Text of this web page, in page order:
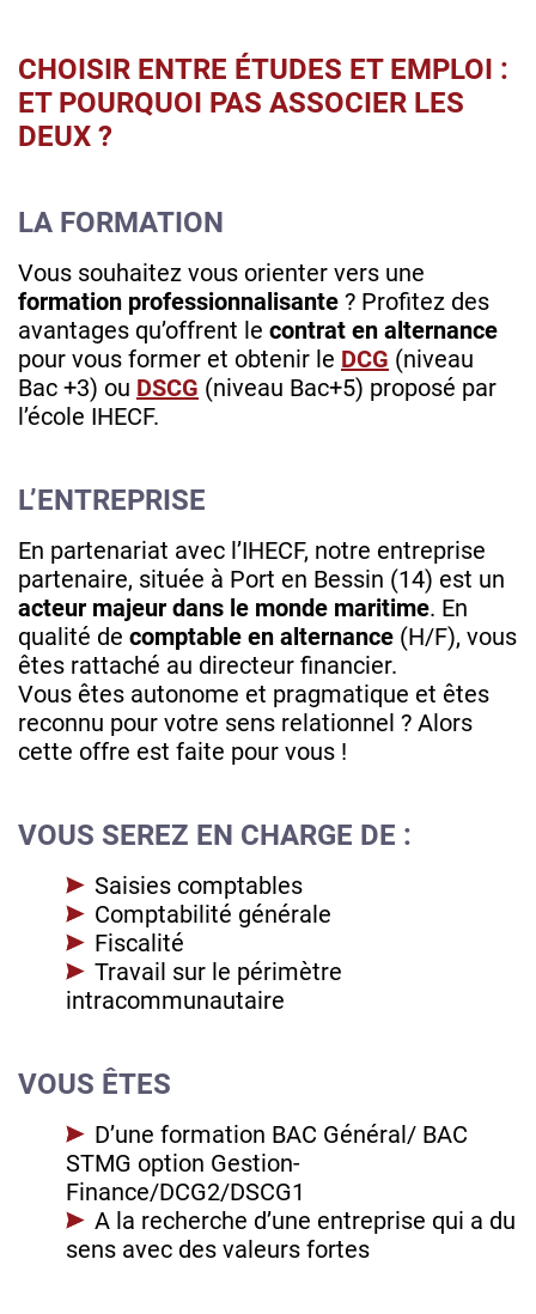
CHOISIR ENTRE ÉTUDES ET EMPLOI :
ET POURQUOI PAS ASSOCIER LES
DEUX ?
LA FORMATION
Vous souhaitez vous orienter vers une
formation professionnalisante ? Profitez des
avantages qu’offrent le contrat en alternance
pour vous former et obtenir le DCG (niveau
Bac +3) ou DSCG (niveau Bac+5) proposé par
l’école IHECF.
L’ENTREPRISE
En partenariat avec l’IHECF, notre entreprise
partenaire, située à Port en Bessin (14) est un
acteur majeur dans le monde maritime. En
qualité de comptable en alternance (H/F), vous
êtes rattaché au directeur financier.
Vous êtes autonome et pragmatique et êtes
reconnu pour votre sens relationnel ? Alors
cette offre est faite pour vous !
VOUS SEREZ EN CHARGE DE :
Saisies comptables
Comptabilité générale
Fiscalité
Travail sur le périmètre
intracommunautaire
VOUS ÊTES
D’une formation BAC Général/ BAC
STMG option Gestion-
Finance/DCG2/DSCG1
A la recherche d’une entreprise qui a du
sens avec des valeurs fortes